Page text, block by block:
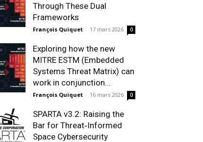
Through These Dual
Frameworks
François Quiquet - 17 mars 2026 0
Exploring how the new
MITRE ESTM (Embedded
Systems Threat Matrix) can
work in conjunction...
François Quiquet - 16 mars 2026 0
SPARTA v3.2: Raising the
Bar for Threat‑Informed
Space Cybersecurity